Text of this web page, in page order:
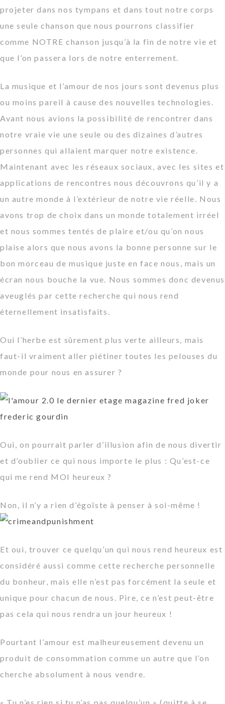
projeter dans nos tympans et dans tout notre corps
une seule chanson que nous pourrons classifier
comme NOTRE chanson jusqu’à la fin de notre vie et
que l’on passera lors de notre enterrement.
La musique et l’amour de nos jours sont devenus plus
ou moins pareil à cause des nouvelles technologies.
Avant nous avions la possibilité de rencontrer dans
notre vraie vie une seule ou des dizaines d’autres
personnes qui allaient marquer notre existence.
Maintenant avec les réseaux sociaux, avec les sites et
applications de rencontres nous découvrons qu’il y a
un autre monde à l’extérieur de notre vie réelle. Nous
avons trop de choix dans un monde totalement irréel
et nous sommes tentés de plaire et/ou qu’on nous
plaise alors que nous avons la bonne personne sur le
bon morceau de musique juste en face nous, mais un
écran nous bouche la vue. Nous sommes donc devenus
aveuglés par cette recherche qui nous rend
éternellement insatisfaits.
Oui l’herbe est sûrement plus verte ailleurs, mais
faut-il vraiment aller piétiner toutes les pelouses du
monde pour nous en assurer ?
Oui, on pourrait parler d’illusion afin de nous divertir
et d’oublier ce qui nous importe le plus : Qu’est-ce
qui me rend MOI heureux ?
Non, il n’y a rien d’égoïste à penser à soi-même !
Et oui, trouver ce quelqu’un qui nous rend heureux est
considéré aussi comme cette recherche personnelle
du bonheur, mais elle n’est pas forcément la seule et
unique pour chacun de nous. Pire, ce n’est peut-être
pas cela qui nous rendra un jour heureux !
Pourtant l’amour est malheureusement devenu un
produit de consommation comme un autre que l’on
cherche absolument à nous vendre.